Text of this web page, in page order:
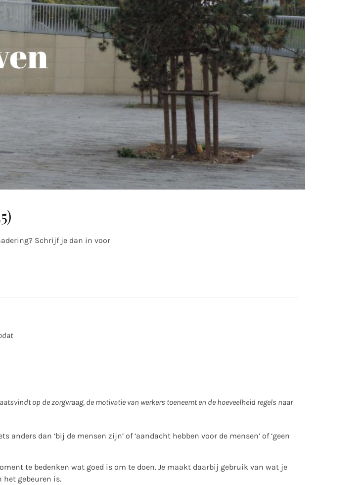
Schrijf je dan in voor
op de zorgvraag, de motivatie van werkers toeneemt en de hoeveelheid regels naar
dan ‘bij de mensen zijn’ of ‘aandacht hebben voor de mensen’ of ‘geen
te bedenken wat goed is om te doen. Je maakt daarbij gebruik van wat je
het gebeuren is.